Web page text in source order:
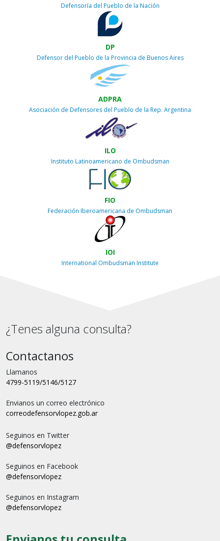
Defensoría del Pueblo de la Nación
DP
Defensor del Pueblo de la Provincia de Buenos Aires
ADPRA
Asociación de Defensores del Pueblo de la Rep. Argentina
ILO
Instituto Latinoamericano de Ombudsman
FIO
Federación Iberoamericana de Ombudsman
IOI
International Ombudsman Institute
¿Tenes alguna consulta?
Contactanos
Llamanos
4799-5119/5146/5127
Envianos un correo electrónico
correodefensorvlopez.gob.ar
Seguinos en Twitter
@defensorvlopez
Seguinos en Facebook
@defensorvlopez
Seguinos en Instagram
@defensorvlopez